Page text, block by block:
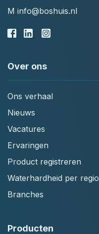
M info@boshuis.nl
Over ons
Ons verhaal
Nieuws
Vacatures
Ervaringen
Product registreren
Waterhardheid per regio
Branches
Producten